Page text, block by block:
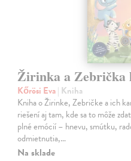
Žirinka a Zebrička
Kőrösi Eva| Kniha
Kniha o Žirinke, Zebričke a ich
riešení aj tam, kde sa to môže
plné emócií – hnevu, smútku,
odmietnutia,…
Na sklade